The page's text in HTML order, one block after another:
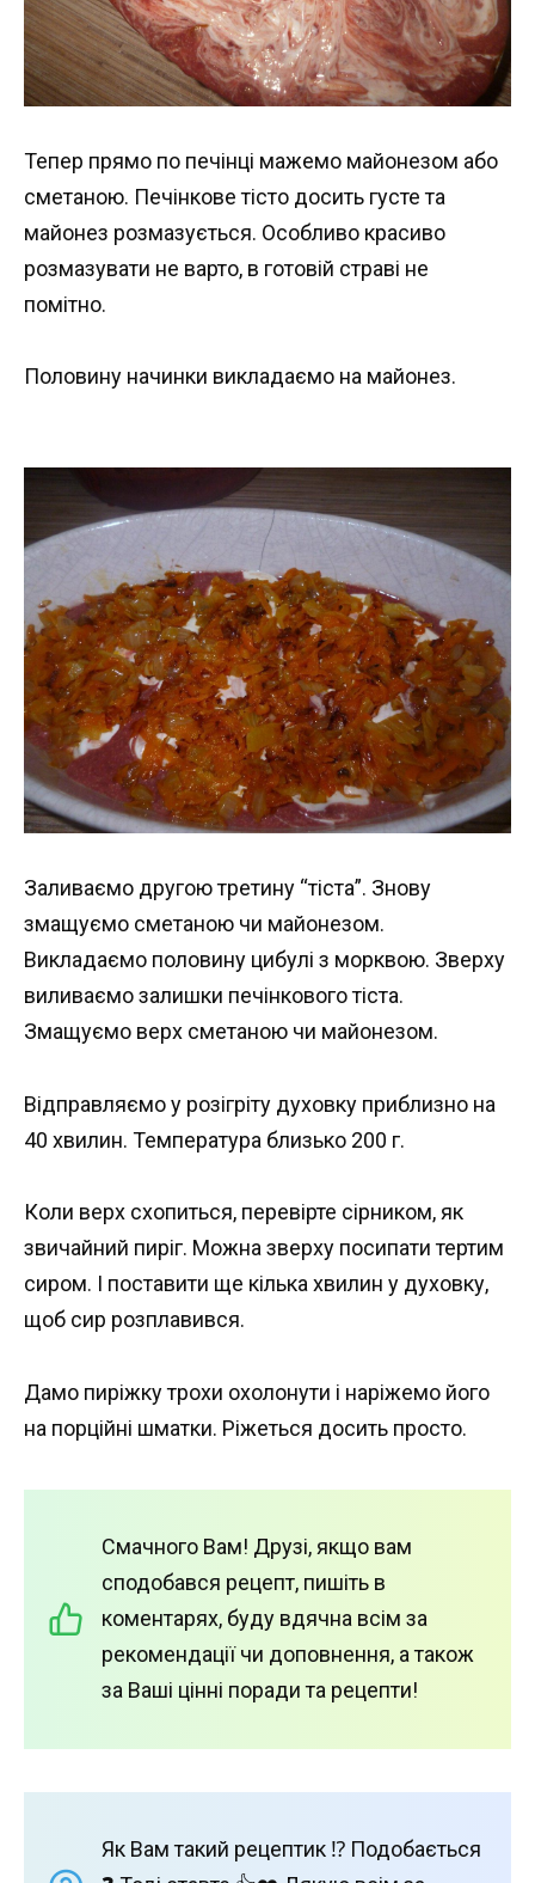
Тепер прямо по печінці мажемо майонезом або
сметаною. Печінкове тісто досить густе та
майонез розмазується. Особливо красиво
розмазувати не варто, в готовій страві не
помітно.
Половину начинки викладаємо на майонез.
Заливаємо другою третину “тіста”. Знову
змащуємо сметаною чи майонезом.
Викладаємо половину цибулі з морквою. Зверху
виливаємо залишки печінкового тіста.
Змащуємо верх сметаною чи майонезом.
Відправляємо у розігріту духовку приблизно на
40 хвилин. Температура близько 200 г.
Коли верх схопиться, перевірте сірником, як
звичайний пиріг. Можна зверху посипати тертим
сиром. І поставити ще кілька хвилин у духовку,
щоб сир розплавився.
Дамо пиріжку трохи охолонути і наріжемо його
на порційні шматки. Ріжеться досить просто.
Смачного Вам! Друзі, якщо вам
сподобався рецепт, пишіть в
коментарях, буду вдячна всім за
рекомендації чи доповнення, а також
за Ваші цінні поради та рецепти!
Як Вам такий рецептик ⁉️ Подобається